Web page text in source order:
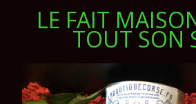
LE FAIT
TOUT SON